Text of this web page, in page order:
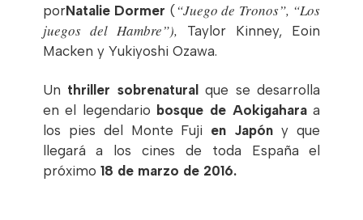
porNatalie Dormer ( “Juego de Tronos”, “Los
juegos del Hambre”),
Taylor Kinney, Eoin
Macken y Yukiyoshi Ozawa.
Un thriller sobrenaturalque se desarrolla
en el legendario bosque de Aokigaharaa
los pies del Monte Fuji en Japóny que
llegará a los cines de toda España el
próximo 18 de marzo de 2016.